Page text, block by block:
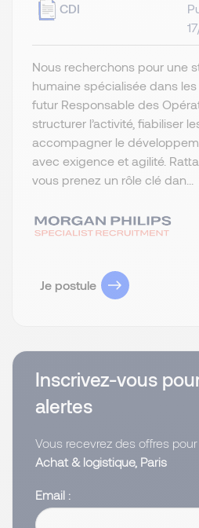
CDI
Nous recherchons pour une
humaine spécialisée dans
futur Responsable des
structurer l’activité, fiabiliser
accompagner le
avec exigence et agilité.
vous prenez un rôle clé dan...
Je postule
Inscrivez-vous
alertes
Vous recevrez des offres pour
Achat & logistique, Paris
Email